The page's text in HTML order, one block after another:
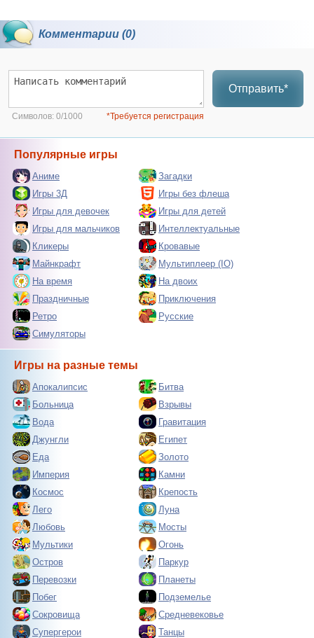
Комментарии (0)
Отправить*
Символов: 0/1000 *Требуется регистрация
Популярные игры
Аниме
Загадки
Игры 3Д
Игры без флеша
Игры для девочек
Игры для детей
Игры для мальчиков
Интеллектуальные
Кликеры
Кровавые
Майнкрафт
Мультиплеер (IO)
На время
На двоих
Праздничные
Приключения
Ретро
Русские
Симуляторы
Игры на разные темы
Апокалипсис
Битва
Больница
Взрывы
Вода
Гравитация
Джунгли
Египет
Еда
Золото
Империя
Камни
Космос
Крепость
Лего
Луна
Любовь
Мосты
Мультики
Огонь
Остров
Паркур
Перевозки
Планеты
Побег
Подземелье
Сокровища
Средневековье
Супергерои
Танцы